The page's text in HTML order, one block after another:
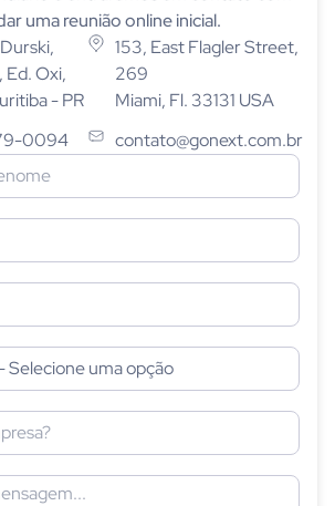
uma reunião online inicial.
Ed. Oxi,
- PR
0094
153, East Flagler Street,
269
Miami, Fl. 33131 USA
contato@gonext.com.br